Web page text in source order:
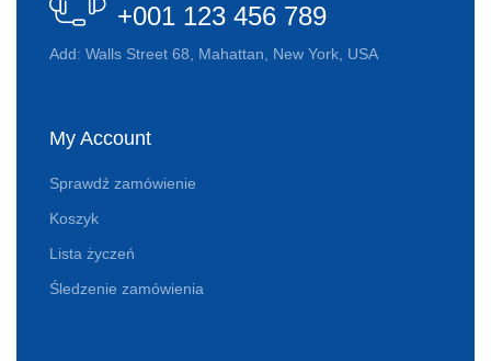
+001 123 456 789
Add: Walls Street 68, Mahattan, New York, USA
My Account
Sprawdź zamówienie
Koszyk
Lista życzeń
Śledzenie zamówienia